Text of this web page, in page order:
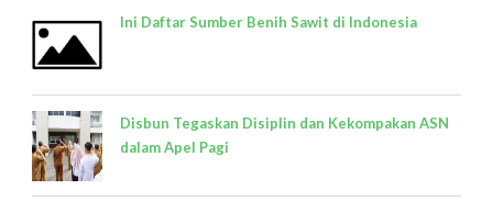
Ini Daftar Sumber Benih Sawit di Indonesia
Disbun Tegaskan Disiplin dan Kekompakan ASN
dalam Apel Pagi